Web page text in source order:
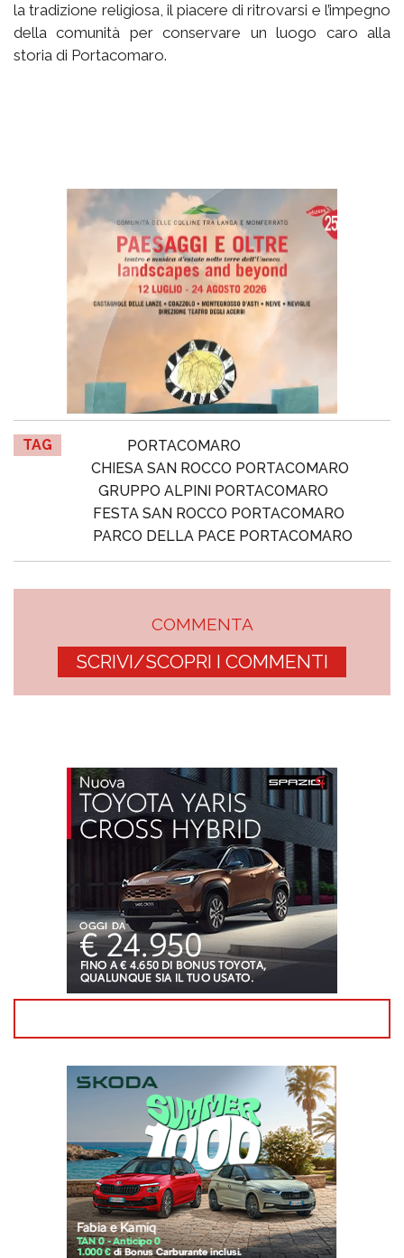
la tradizione religiosa, il piacere di ritrovarsi e l’impegno
della comunità per conservare un luogo caro alla
storia di Portacomaro.
TAG
PORTACOMARO
CHIESA SAN ROCCO PORTACOMARO
GRUPPO ALPINI PORTACOMARO
FESTA SAN ROCCO PORTACOMARO
PARCO DELLA PACE PORTACOMARO
COMMENTA
SCRIVI/SCOPRI I COMMENTI